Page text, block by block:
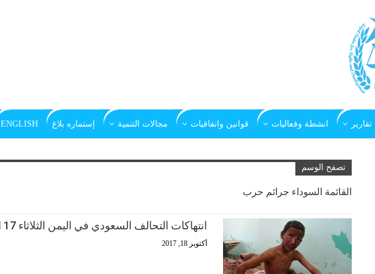
تقارير انشطة وفعاليات قوانين واتفاقيات مجالات التنمية إستماره بلاغ ENGLISH
تصفح الوسم
القائمة السوداء جرائم حرب
انتهاكات التحالف السعودي في اليمن الثلاثاء 17 اكتوبر 2017
أكتوبر 18, 2017